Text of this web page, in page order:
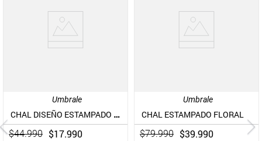
Umbrale
CHAL DISEÑO ESTAMPADO BICOLOR
$44.990 $17.990
Umbrale
CHAL ESTAMPADO FLORAL
$79.990 $39.990